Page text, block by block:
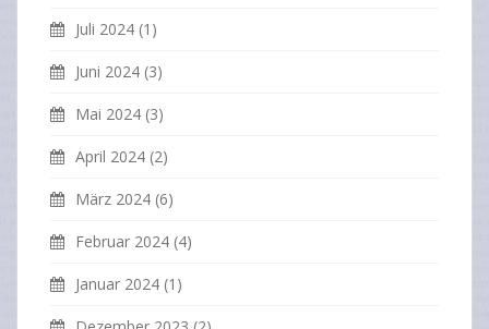
Juli 2024 (1)
Juni 2024 (3)
Mai 2024 (3)
April 2024 (2)
März 2024 (6)
Februar 2024 (4)
Januar 2024 (1)